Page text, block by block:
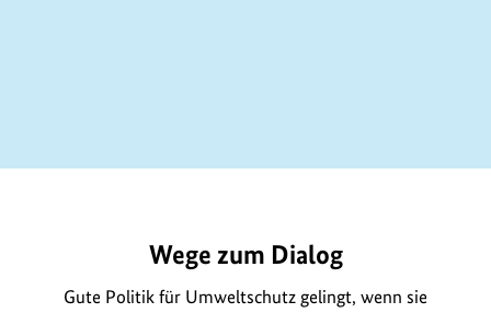
Wege zum Dialog
Gute Politik für Umweltschutz gelingt, wenn sie